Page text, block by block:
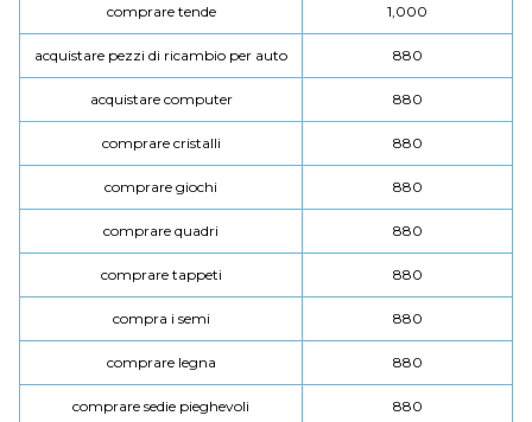
comprare tende 1,000
acquistare pezzi di ricambio per auto 880
acquistare computer 880
comprare cristalli 880
comprare giochi 880
comprare quadri 880
comprare tappeti 880
compra i semi 880
comprare legna 880
comprare sedie pieghevoli 880